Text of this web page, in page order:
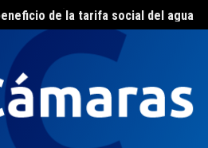
de la tarifa social del agua